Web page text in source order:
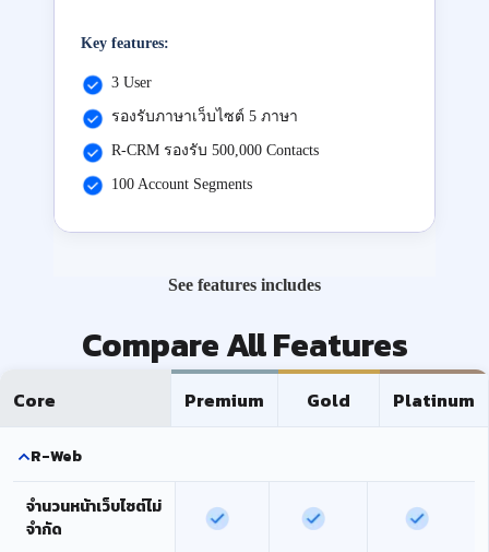
Key features:
3 User
รองรับภาษาเว็บไซต์ 5 ภาษา
R-CRM รองรับ 500,000 Contacts
100 Account Segments
See features includes
Compare All Features
Core Premium Gold Platinum
R-Web
จำนวนหน้าเว็บไซต์ไม่
จำกัด